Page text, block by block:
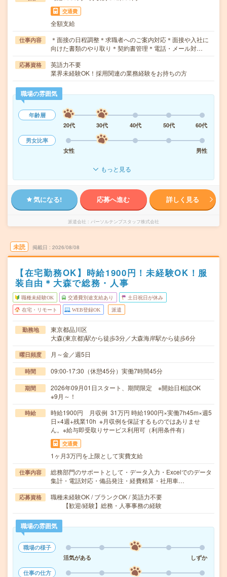
交通費
全額支給
仕事内容
＊面接の日程調整＊求職者へのご案内対応＊面接や入社に
向けた書類のやり取り＊契約書管理＊電話・メール対…
応募資格
英語力不要
業界未経験OK！採用関連の業務経験をお持ちの方
職場の雰囲気
年齢層
20代
30代 40代 50代
60代
男女比率
女性
男性
もっと見る
気になる! 応募へ進む 詳しく見る
派遣会社 パーソルテンプスタッフ株式会社
未読 掲載日 2026/08/08
【在宅勤務OK】時給1900円！未経験OK！服
装自由＊大森で総務・人事
職種未経験OK 交通費別途支給あり 土日祝日が休み
在宅・リモート WEB登録OK 派遣
勤務地
東京都品川区
大森(東京都)駅から徒歩3分／大森海岸駅から徒歩6分
曜日頻度 月～金／週5日
時間 09:00-17:30（休憩45分）実働7時間45分
期間
2026年09月01日スタート、期間限定 ※開始日相談OK
※9月～！
時給
時給1900円 月収例 31万円 時給1900円×実働7h45m×週5
日×4週+残業10h ※月収例を保証するものではありませ
ん。※給与即受取りサービス利用可（利用条件有）
交通費
1ヶ月3万円を上限として実費支給
仕事内容
総務部門のサポートとして・データ入力・Excelでのデータ
集計・電話対応・備品発注・経費精算・社用車…
応募資格
職種未経験OK / ブランクOK / 英語力不要
【歓迎/経験】総務・人事事務の経験
職場の雰囲気
職場の様子
活気がある
しずか
仕事の仕方